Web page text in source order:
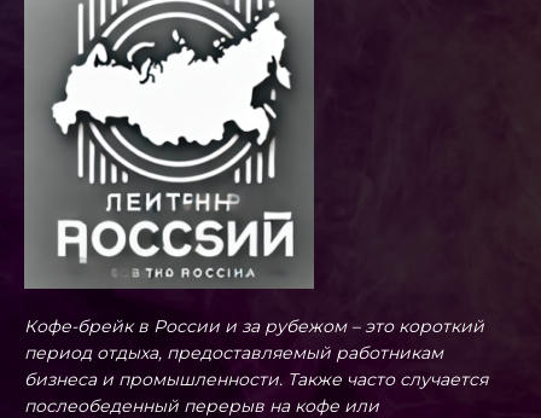
Кофе-брейк в России и за рубежом – это короткий
период отдыха, предоставляемый работникам
бизнеса и промышленности. Также часто случается
послеобеденный перерыв на кофе или